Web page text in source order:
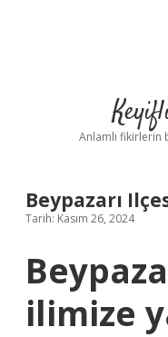
Anlamlı fikirlerin
Beypazarı
Tarih: Kasım 26, 2024
ilimize